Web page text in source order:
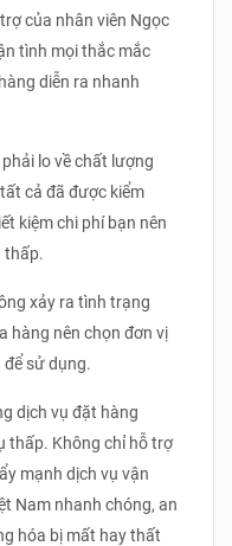
của nhân viên Ngọc
tình mọi thắc mắc
diễn ra nhanh
lo về chất lượng
cả đã được kiểm
kiệm chi phí bạn nên
thấp.
xảy ra tình trạng
hàng nên chọn đơn vị
sử dụng.
dịch vụ đặt hàng
thấp. Không chỉ hỗ trợ
mạnh dịch vụ vận
Nam nhanh chóng, an
hóa bị mất hay thất